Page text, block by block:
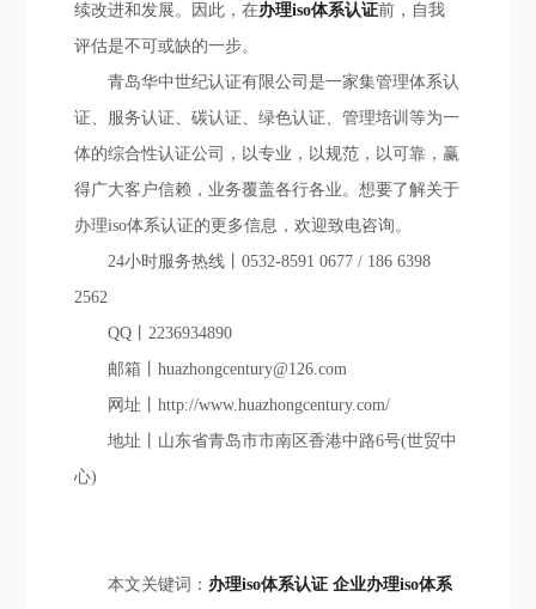
续改进和发展。因此，在办理iso体系认证前，自我
评估是不可或缺的一步。
青岛华中世纪认证有限公司是一家集管理体系认
证、服务认证、碳认证、绿色认证、管理培训等为一
体的综合性认证公司，以专业，以规范，以可靠，赢
得广大客户信赖，业务覆盖各行各业。想要了解关于
办理iso体系认证的更多信息，欢迎致电咨询。
24小时服务热线丨0532-8591 0677 / 186 6398
2562
QQ丨2236934890
邮箱丨huazhongcentury@126.com
网址丨http://www.huazhongcentury.com/
地址丨山东省青岛市市南区香港中路6号(世贸中
心)
本文关键词： 办理iso体系认证 企业办理iso体系